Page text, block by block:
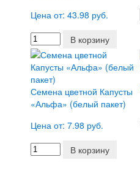
Цена от: 43.98 руб.
В корзину
Семена цветной Капусты
«Альфа» (белый пакет)
Цена от: 7.98 руб.
В корзину